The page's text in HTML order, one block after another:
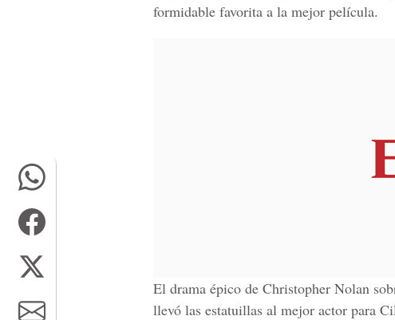
formidable favorita a la mejor película.
El drama épico de Christopher Nolan
llevó las estatuillas al mejor actor para